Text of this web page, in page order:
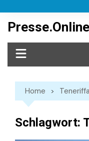
content
Presse.Online
Home
Schlagwort: